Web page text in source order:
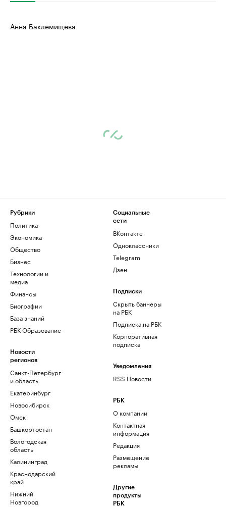
Анна Баклемищева
Рубрики
Политика
Экономика
Общество
Бизнес
Технологии и
медиа
Финансы
Биографии
База знаний
РБК Образование
Новости
регионов
Санкт-Петербург
и область
Екатеринбург
Новосибирск
Омск
Башкортостан
Вологодская
область
Калининград
Краснодарский
край
Нижний
Новгород
Социальные
сети
ВКонтакте
Одноклассники
Telegram
Дзен
Подписки
Скрыть баннеры
на РБК
Подписка на РБК
Корпоративная
подписка
Уведомления
RSS Новости
РБК
О компании
Контактная
информация
Редакция
Размещение
рекламы
Другие
продукты
РБК